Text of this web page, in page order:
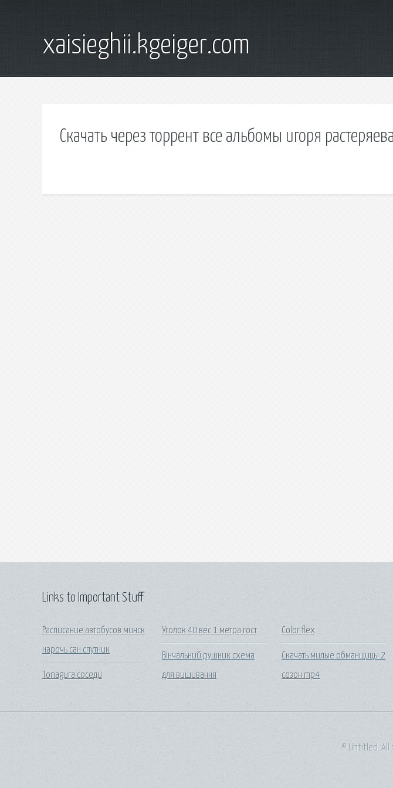
xaisieghii.kgeiger.com
Скачать через торрент все альбомы игоря растеряева
Links to Important Stuff
Расписание автобусов минск
нарочь сан спутник
Tonagura соседи
Уголок 40 вес 1 метра гост
Вінчальний рушник схема
для вишивання
Color flex
Скачать милые обманщицы 2
сезон mp4
© Untitled. All